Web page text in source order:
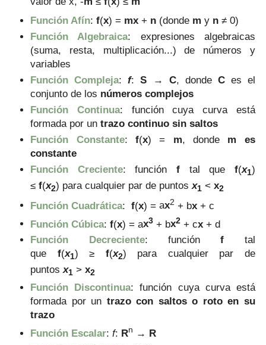
Función Afín:f(x) = mx+ n (donde my n≠ 0)
Función Algebraica: expresiones algebraicas
(suma, resta, multiplicación...) de números y
variables
Función Compleja: f: S → C, donde C es el
conjunto de los números complejos
Función Continua: función cuya curva está
formada por untrazo continuo sin saltos
Función Constante: f(x) = m, donde m es
constante
Función Creciente: funciónf tal que f(x1)
≤ f(x2) para cualquier par de puntos x1 < x2
Función Cuadrática:f(x) =ax2 + bx + c
Función Cúbica: f(x) =ax3 + bx2 + cx+ d
Función Decreciente: funciónf tal
que
f(x1)≥ f(x2) para cualquier par de
puntos x1 > x2
Función Discontinua: función cuya curva está
formada por un trazo con saltos o roto en su
trazo
Función Escalar: f: Rn → R